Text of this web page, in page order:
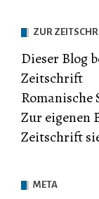
ZUR
Dieser Blog
Zeitschrift
Romanische
Zur eigenen
Zeitschrift
META